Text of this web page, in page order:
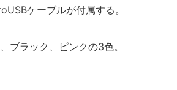
ケーブルが付属する。
ブラック、ピンクの3色。